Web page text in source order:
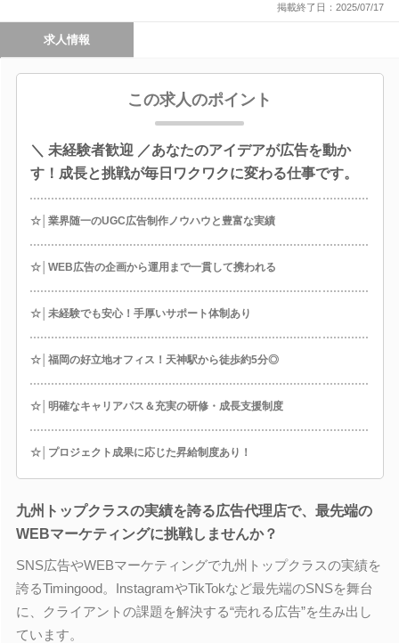
掲載終了日：2025/07/17
求人情報
この求人のポイント
＼ 未経験者歓迎 ／あなたのアイデアが広告を動か
す！成長と挑戦が毎日ワクワクに変わる仕事です。
☆│業界随一のUGC広告制作ノウハウと豊富な実績
☆│WEB広告の企画から運用まで一貫して携われる
☆│未経験でも安心！手厚いサポート体制あり
☆│福岡の好立地オフィス！天神駅から徒歩約5分◎
☆│明確なキャリアパス＆充実の研修・成長支援制度
☆│プロジェクト成果に応じた昇給制度あり！
九州トップクラスの実績を誇る広告代理店で、最先端の
WEBマーケティングに挑戦しませんか？
SNS広告やWEBマーケティングで九州トップクラスの実績を
誇るTimingood。InstagramやTikTokなど最先端のSNSを舞台
に、クライアントの課題を解決する“売れる広告”を生み出し
ています。